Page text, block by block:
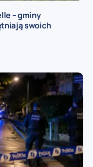
– gminy
swoich